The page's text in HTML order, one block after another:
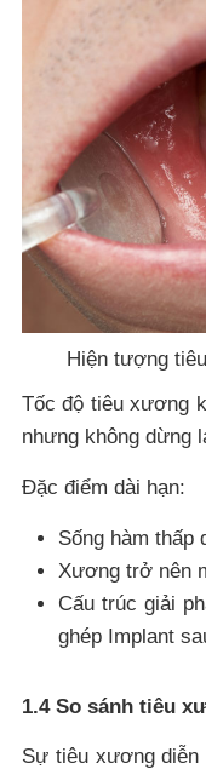
Hiện tượng
Tốc độ tiêu xương
nhưng không dừng
Đặc điểm dài hạn:
Sống hàm thấp
Xương trở nên
Cấu trúc giải
ghép Implant
1.4 So sánh tiêu
Sự tiêu xương diễn